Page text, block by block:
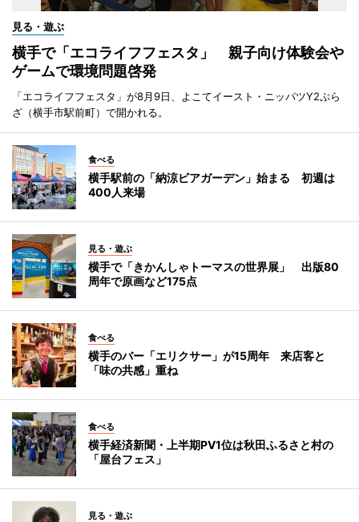
見る・遊ぶ
横手で「エコライフフェスタ」 親子向け体験会や
ゲームで環境問題啓発
「エコライフフェスタ」が8月9日、よこてイースト・ニッパツY2ぷら
ざ（横手市駅前町）で開かれる。
食べる
横手駅前の「納涼ビアガーデン」始まる 初週は
400人来場
見る・遊ぶ
横手で「きかんしゃトーマスの世界展」 出版80
周年で原画など175点
食べる
横手のバー「エリクサー」が15周年 来店客と
「味の共感」重ね
食べる
横手経済新聞・上半期PV1位は秋田ふるさと村の
「屋台フェス」
見る・遊ぶ